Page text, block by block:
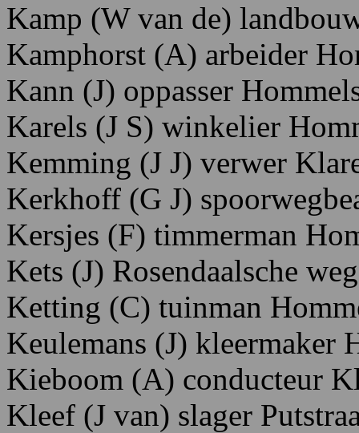
Kamp (W van de)
Kamphorst (A) arbeider H
Kann (J) oppasser H
Karels (J S) winkelier H
Kemming (J J) verwer K
Kerkhoff (G J)
Kersjes (F) timmerman H
Kets (J) Rosendaalsche weg
Ketting (C) tuinman H
Keulemans (J) kleermaker
Kieboom (A) conducteur K
Kleef (J van) slager P